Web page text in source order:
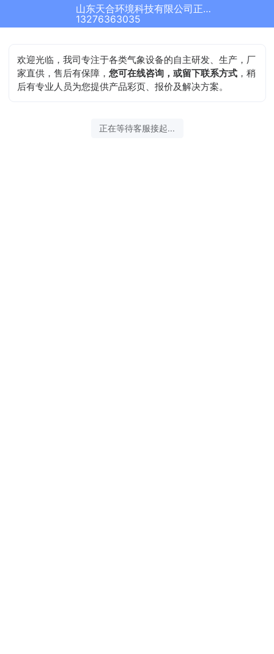
山东天合环境科技有限公司正在为您服务
13276363035
欢迎光临，我司专注于各类气象设备的自主研发、生产，厂
家直供，售后有保障，您可在线咨询，或留下联系方式 ，稍
后有专业人员为您提供产品彩页、报价及解决方案。
正在等待客服接起...